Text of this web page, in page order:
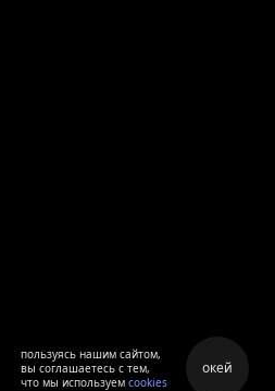
пользуясь нашим сайтом,
вы соглашаетесь с тем,
что мы используем cookies
окей